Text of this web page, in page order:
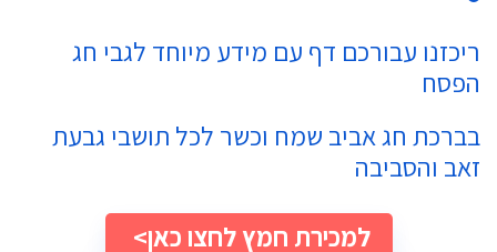
ריכזנו עבורכם דף עם מידע מיוחד לגבי חג
הפסח
בברכת חג אביב שמח וכשר לכל תושבי גבעת
זאב והסביבה
למכירת חמץ לחצו כאן